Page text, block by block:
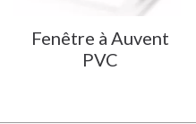
Fenêtre à Auvent
PVC